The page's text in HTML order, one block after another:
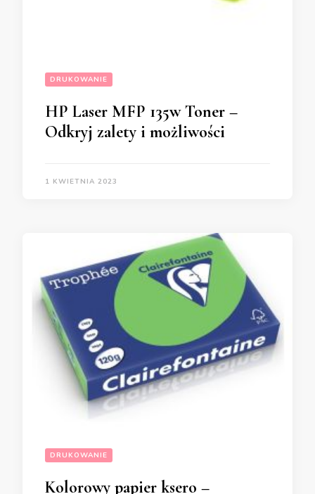
DRUKOWANIE
HP Laser MFP 135w Toner –
Odkryj zalety i możliwości
1 KWIETNIA 2023
DRUKOWANIE
Kolorowy papier ksero –